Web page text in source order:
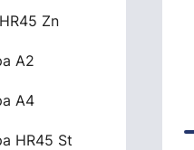
Zn
A2
A4
HR45 St